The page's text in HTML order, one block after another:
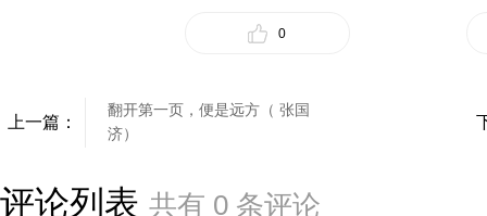
0
上一篇：
翻开第一页，便是远方（ 张国
济）
评论列表 共有 0 条评论